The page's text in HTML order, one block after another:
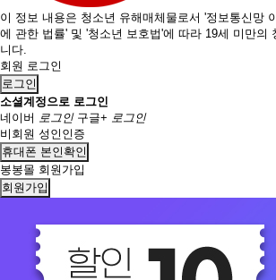
이 정보 내용은 청소년 유해매체물로서 '정보통신망
에 관한 법률' 및 '청소년 보호법'에 따라 19세 미만의
니다.
회원 로그인
로그인
소셜계정으로 로그인
네이버 로그인 구글+ 로그인
비회원 성인인증
휴대폰 본인확인
봉봉몰 회원가입
회원가입